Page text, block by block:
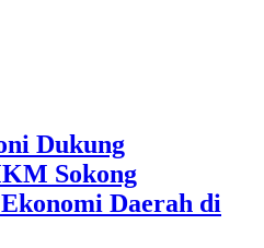
Dukung
Sokong
Daerah di